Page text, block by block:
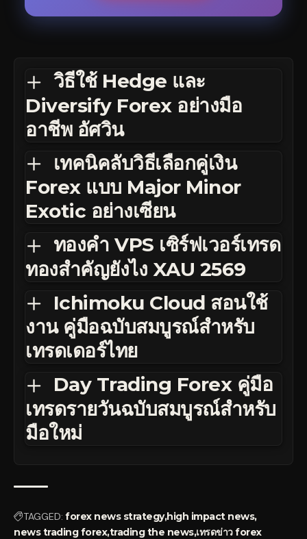
วิธีใช้ Hedge และ
Diversify Forex อย่างมือ
อาชีพ อัศวิน
เทคนิคลับวิธีเลือกคู่เงิน
Forex แบบ Major Minor
Exotic อย่างเซียน
ทองคำ VPS เซิร์ฟเวอร์เทรด
ทองสำคัญยังไง XAU 2569
Ichimoku Cloud สอนใช้
งาน คู่มือฉบับสมบูรณ์สำหรับ
เทรดเดอร์ไทย
Day Trading Forex คู่มือ
เทรดรายวันฉบับสมบูรณ์สำหรับ
มือใหม่
TAGGED: forex news strategyhigh impact news
news trading forextrading the newsเทรดข่าว forex